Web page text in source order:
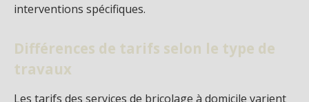
interventions spécifiques.
Différences de tarifs selon le type de
travaux
Les tarifs des services de bricolage à domicile varient